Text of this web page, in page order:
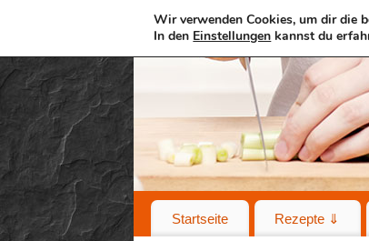
Startseite Rezepte ⇓
Wir verwenden Cookies, um dir die
In den Einstellungen kannst du